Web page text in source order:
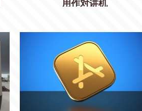
用作对讲机